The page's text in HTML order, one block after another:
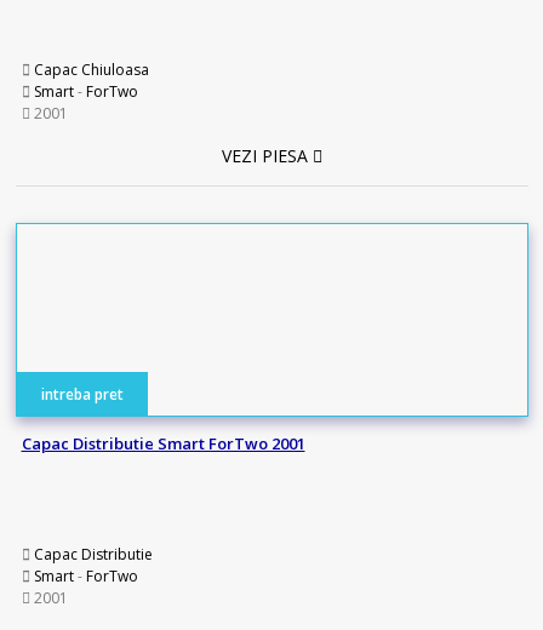
Capac Chiuloasa
Smart-ForTwo
2001
VEZI PIESA
intreba pret
Capac Distributie Smart ForTwo 2001
Capac Distributie
Smart-ForTwo
2001